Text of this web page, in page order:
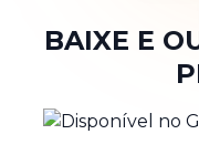
BAIXE E